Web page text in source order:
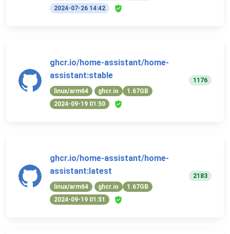
2024-07-26 14:42
ghcr.io/home-assistant/home-
assistant:stable
linux/arm64 ghcr.io
1.67GB
2024-09-19 01:50
1176
ghcr.io/home-assistant/home-
assistant:latest
linux/arm64 ghcr.io
1.67GB
2024-09-19 01:51
2183